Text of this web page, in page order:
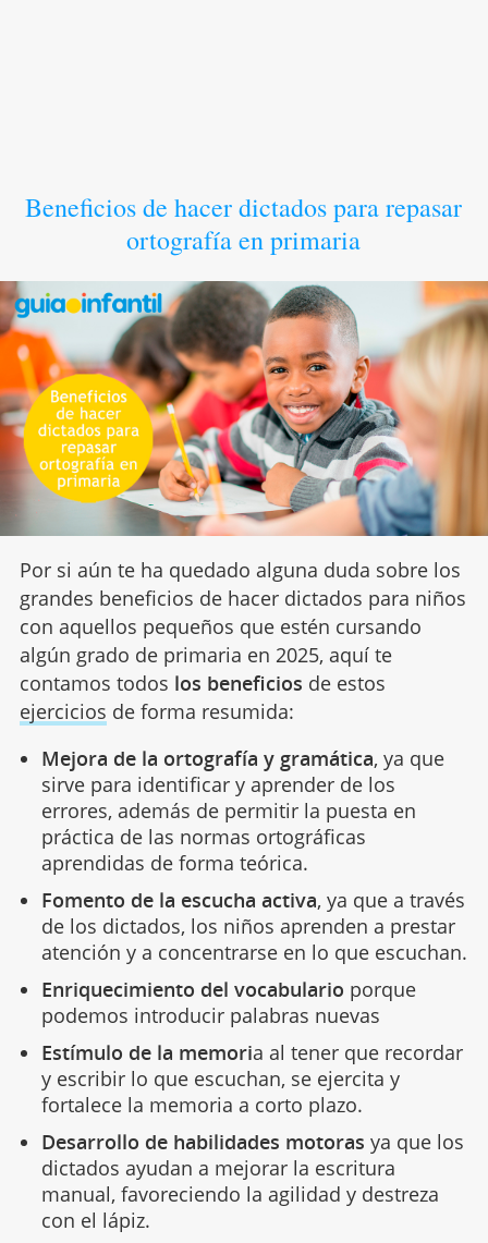
Beneficios de hacer dictados para repasar
ortografía en primaria
Por si aún te ha quedado alguna duda sobre los
grandes beneficios de hacer dictados para niños
con aquellos pequeños que estén cursando
algún grado de primaria en 2025, aquí te
contamos todos los beneficios de estos
ejercicios de forma resumida:
Mejora de la ortografía y gramática, ya que
sirve para identificar y aprender de los
errores, además de permitir la puesta en
práctica de las normas ortográficas
aprendidas de forma teórica.
Fomento de la escucha activa, ya que a través
de los dictados, los niños aprenden a prestar
atención y a concentrarse en lo que escuchan.
Enriquecimiento del vocabulario porque
podemos introducir palabras nuevas
Estímulo de la memoria al tener que recordar
y escribir lo que escuchan, se ejercita y
fortalece la memoria a corto plazo.
Desarrollo de habilidades motoras ya que los
dictados ayudan a mejorar la escritura
manual, favoreciendo la agilidad y destreza
con el lápiz.